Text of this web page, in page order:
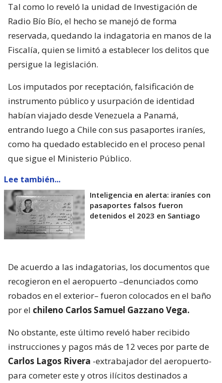
Tal como lo reveló la unidad de Investigación de
Radio Bío Bío, el hecho se manejó de forma
reservada, quedando la indagatoria en manos de la
Fiscalía, quien se limitó a establecer los delitos que
persigue la legislación.
Los imputados por receptación, falsificación de
instrumento público y usurpación de identidad
habían viajado desde Venezuela a Panamá,
entrando luego a Chile con sus pasaportes iraníes,
como ha quedado establecido en el proceso penal
que sigue el Ministerio Público.
Lee también...
Inteligencia en alerta: iraníes con
pasaportes falsos fueron
detenidos el 2023 en Santiago
De acuerdo a las indagatorias, los documentos que
recogieron en el aeropuerto –denunciados como
robados en el exterior– fueron colocados en el baño
por el chileno Carlos Samuel Gazzano Vega.
No obstante, este último reveló haber recibido
instrucciones y pagos más de 12 veces por parte de
Carlos Lagos Rivera -extrabajador del aeropuerto-
para cometer este y otros ilícitos destinados a